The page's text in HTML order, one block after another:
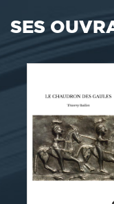
SES